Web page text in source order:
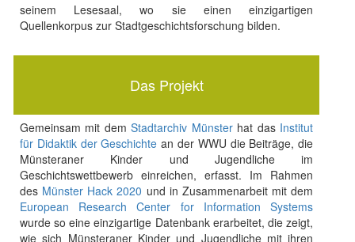
seinem Lesesaal, wo sie einen einzigartigen
Quellenkorpus zur Stadtgeschichtsforschung bilden.
Das Projekt
Gemeinsam mit demStadtarchiv Münsterhat das Institut
für Didaktik der Geschichte an der WWU die Beiträge, die
Münsteraner Kinder und Jugendliche im
Geschichtswettbewerb einreichen, erfasst. Im Rahmen
des Münster Hack 2020 und in Zusammenarbeit mit dem
European Research Center for Information Systems
wurde so eine einzigartige Datenbank erarbeitet, die zeigt,
wie sich Münsteraner Kinder und Jugendliche mit ihren